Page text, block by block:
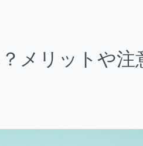
メリットや注